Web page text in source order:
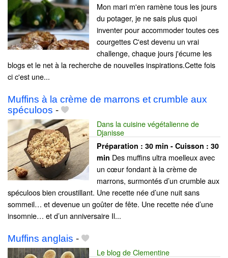
Mon mari m'en ramène tous les jours
du potager, je ne sais plus quoi
inventer pour accommoder toutes ces
courgettes C'est devenu un vrai
challenge, chaque jours j'écume les
blogs et le net à la recherche de nouvelles inspirations.Cette fois
ci c'est une...
Muffins à la crème de marrons et crumble aux
spéculoos -
Dans la cuisine végétalienne de
Djanisse
Préparation : 30 min - Cuisson : 30
min Des muffins ultra moelleux avec
un cœur fondant à la crème de
marrons, surmontés d’un crumble aux
spéculoos bien croustillant. Une recette née d’une nuit sans
sommeil… et devenue un goûter de fête. Une recette née d’une
insomnie… et d’un anniversaire Il...
Muffins anglais -
Le blog de Clementine